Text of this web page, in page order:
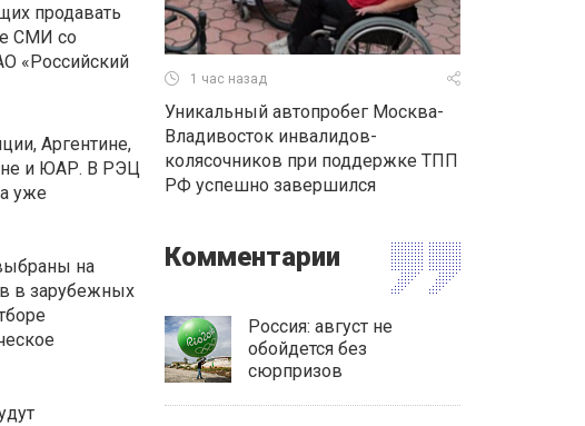
продавать
СМИ со
«Российский
Аргентине,
и ЮАР. В РЭЦ
уже
на
в зарубежных
1 час назад
Уникальный автопробег Москва-
Владивосток инвалидов-
колясочников при поддержке ТПП
РФ успешно завершился
Комментарии
Россия: август не
обойдется без
сюрпризов